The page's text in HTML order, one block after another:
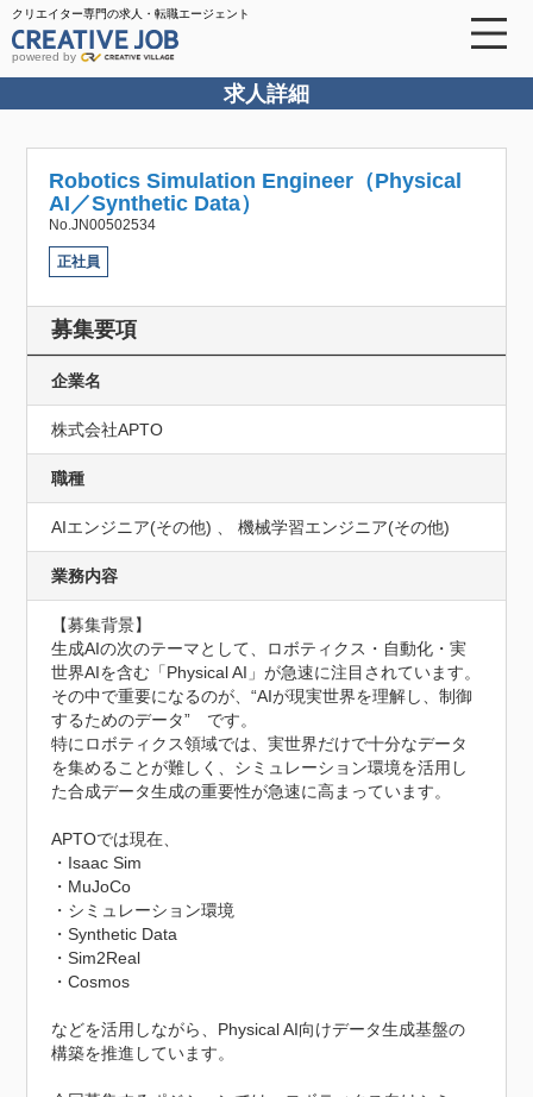
クリエイター専門の求人・転職エージェント
powered by
求人詳細
Robotics Simulation Engineer（Physical
AI／Synthetic Data）
No.JN00502534
正社員
募集要項
企業名
株式会社APTO
職種
AIエンジニア(その他) 、 機械学習エンジニア(その他)
業務内容
【募集背景】
生成AIの次のテーマとして、ロボティクス・自動化・実
世界AIを含む「Physical AI」が急速に注目されています。
その中で重要になるのが、“AIが現実世界を理解し、制御
するためのデータ”　です。
特にロボティクス領域では、実世界だけで十分なデータ
を集めることが難しく、シミュレーション環境を活用し
た合成データ生成の重要性が急速に高まっています。
APTOでは現在、
・Isaac Sim
・MuJoCo
・シミュレーション環境
・Synthetic Data
・Sim2Real
・Cosmos
などを活用しながら、Physical AI向けデータ生成基盤の
構築を推進しています。